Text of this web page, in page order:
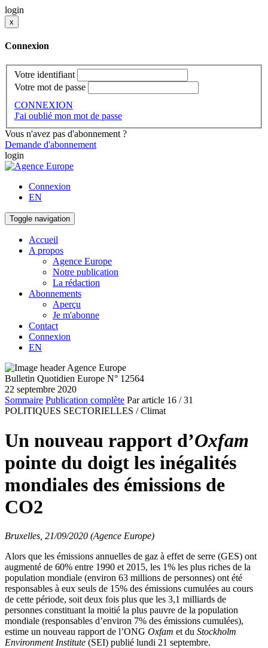
login
x
Connexion
Votre identifiant
Votre mot de passe
CONNEXION
J'ai oublié mon mot de passe
Vous n'avez pas d'abonnement ?
Demande d'abonnement
login
Connexion
EN
Toggle navigation
Accueil
A propos
Agence Europe
Notre publication
La rédaction
Abonnements
Aperçu
Je m'abonne
Contact
Connexion
EN
Bulletin Quotidien Europe N° 12564
22 septembre 2020
Sommaire Publication complète Par article 16 / 31
POLITIQUES SECTORIELLES / Climat
Un nouveau rapport d’Oxfam
pointe du doigt les inégalités
mondiales des émissions de
CO2
Bruxelles, 21/09/2020 (Agence Europe)
Alors que les émissions annuelles de gaz à effet de serre (GES) ont
augmenté de 60% entre 1990 et 2015, les 1% les plus riches de la
population mondiale (environ 63 millions de personnes) ont été
responsables à eux seuls de 15% des émissions cumulées au cours
de cette période, soit deux fois plus que les 3,1 milliards de
personnes constituant la moitié la plus pauvre de la population
mondiale (responsables d’environ 7% des émissions cumulées),
estime un nouveau rapport de l’ONG Oxfam et du Stockholm
Environment Institute (SEI) publié lundi 21 septembre.